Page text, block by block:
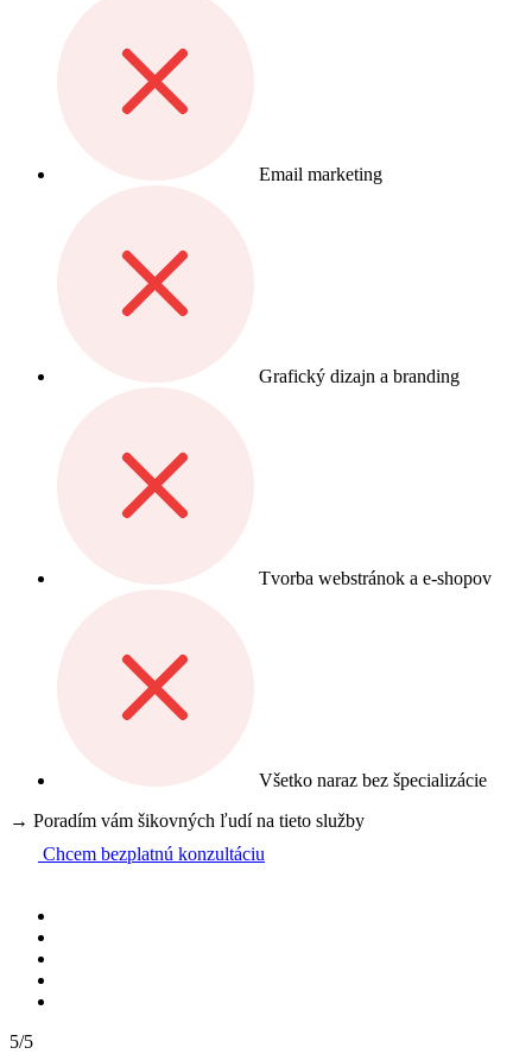
Email marketing
Grafický dizajn a branding
Tvorba webstránok a e-shopov
Všetko naraz bez špecializácie
→ Poradím vám šikovných ľudí na tieto služby
Chcem bezplatnú konzultáciu
5/5